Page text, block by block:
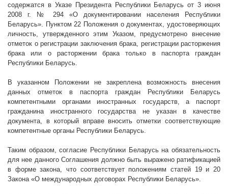
содержатся в Указе Президента Республики Беларусь от 3 июня
2008 г. № 294 «О документировании населения Республики
Беларусь». Пунктом 22 Положения о документах, удостоверяющих
личность, утвержденного этим Указом, предусмотрено внесение
отметок о регистрации заключения брака, регистрации расторжения
брака или о расторжении брака только в паспорта граждан
Республики Беларусь.
В указанном Положении не закреплена возможность внесения
данных отметок в паспорта граждан Республики Беларусь
компетентными органами иностранных государств, а паспорт
гражданина иностранного государства не указан в качестве
документа, в который вправе вносить отметки соответствующие
компетентные органы Республики Беларусь.
Таким образом, согласие Республики Беларусь на обязательность
для нее данного Соглашения должно быть выражено ратификацией
в форме закона, что соответствует положениям статей 19 и 20
Закона «О международных договорах Республики Беларусь».